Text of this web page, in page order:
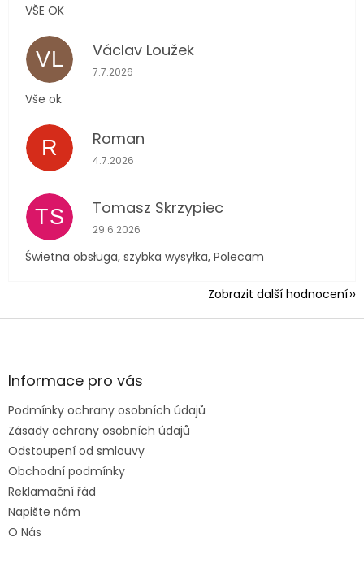
VŠE OK
VL Václav Loužek
Hodnocení obchodu je 5 z 5 hvězdiček.
7.7.2026
Vše ok
R Roman
Hodnocení obchodu je 5 z 5 hvězdiček.
4.7.2026
TS Tomasz Skrzypiec
Hodnocení obchodu je 5 z 5 hvězdiček.
29.6.2026
Świetna obsługa, szybka wysyłka, Polecam
Zobrazit další hodnocení
Z
aInformace pro vás
Podmínky ochrany osobních údajů
Zásady ochrany osobních údajů
Odstoupení od smlouvy
Obchodní podmínky
Reklamační řád
Napište nám
O Nás